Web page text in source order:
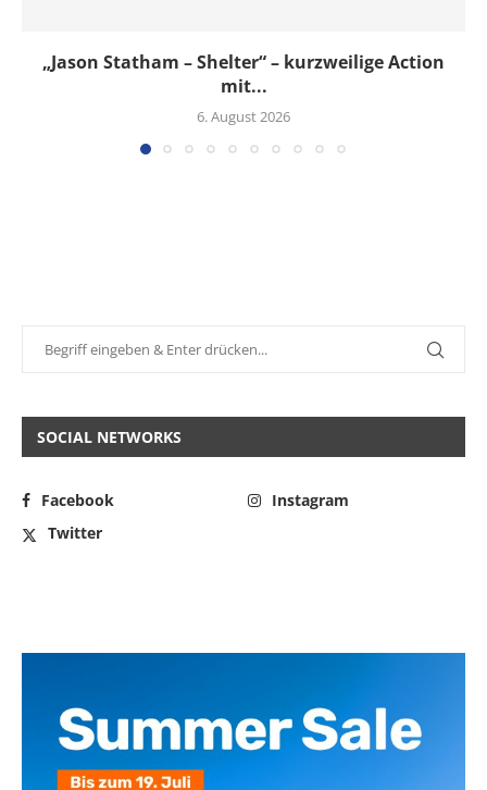
„Jason Statham – Shelter“ – kurzweilige Action
mit...
6. August 2026
SOCIAL NETWORKS
Facebook
Instagram
Twitter